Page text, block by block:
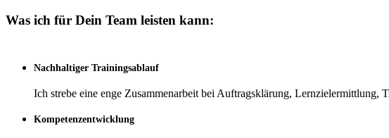
Was ich für Dein Team leisten kann:
Nachhaltiger Trainingsablauf
Ich strebe eine enge Zusammenarbeit bei Auftragsklärung,
Kompetenzentwicklung